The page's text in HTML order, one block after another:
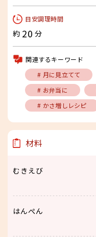
目安調理時間
約 20 分
関連するキーワード
# 月に見立てて
# お弁当に
# かさ増しレシピ
材料
むきえび
はんぺん